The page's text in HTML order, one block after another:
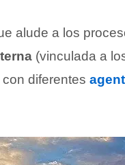
alude a los
(vinculada a
diferentes